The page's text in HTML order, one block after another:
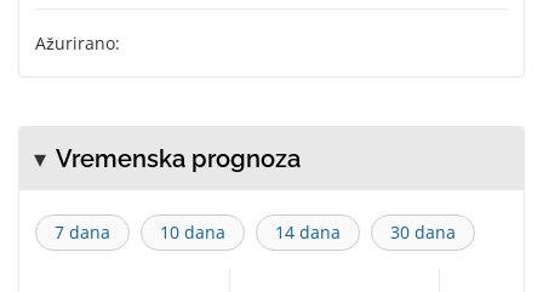
Ažurirano:
Vremenska prognoza
7 dana 10 dana 14 dana 30 dana